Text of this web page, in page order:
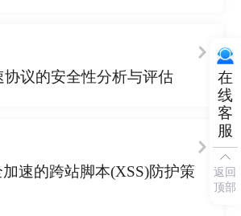
协议的安全性分析与评估
加速的跨站脚本(XSS)防护策
在
线
客
服
返回
顶部